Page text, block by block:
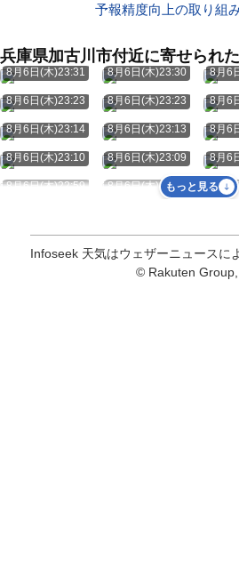
予報精度向上の取り組
兵庫県加古川市付近に寄せられ
8月6日(木)23:31 8月6日(木)23:30 8月6
8月6日(木)23:23 8月6日(木)23:23 8月6
8月6日(木)23:14 8月6日(木)23:13 8月6
8月6日(木)23:10 8月6日(木)23:09 8月6
8月6日(木)22:59 8月6日(木)22:56 8月6
もっと見る
Infoseek 天気はウェザーニュースに
© Rakuten Group,